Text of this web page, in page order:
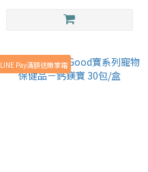
LINE Pay滿額送嫩掌霜